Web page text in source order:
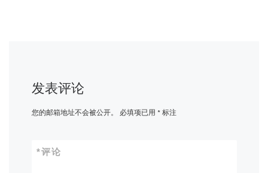
发表评论
您的邮箱地址不会被公开。 必填项已用 *标注
评论
*